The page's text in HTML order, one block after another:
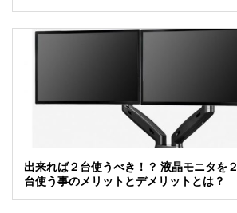
出来れば２台使うべき！？ 液晶モニタを２
台使う事のメリットとデメリットとは？